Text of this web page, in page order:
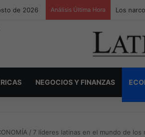
de 2026 Análisis Última Hora Los
NEGOCIOS Y FINANZAS
/ 7 líderes latinas en el mundo de los